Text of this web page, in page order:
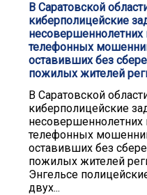
В Саратовской
киберполицейские
несовершеннолетних
телефонных
оставивших без
пожилых жителей
В Саратовской
киберполицейские
несовершеннолетних
телефонных
оставивших без
пожилых жителей
Энгельсе
двух...